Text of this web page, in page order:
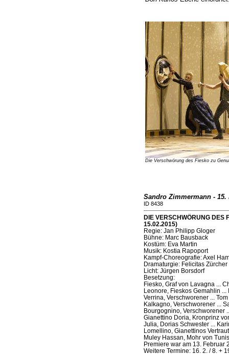
Die Verschwörung des Fiesko zu
Sandro Zimmermann - 15.
ID 8438
DIE VERSCHWÖRUNG DES
15.02.2015)
Regie: Jan Philipp Gloger
Bühne: Marc Bausback
Kostüm: Eva Martin
Musik: Kostia Rapoport
Kampf-Choreografie: Axel
Dramaturgie: Felicitas Zürcher
Licht: Jürgen Borsdorf
Besetzung:
Fiesko, Graf von Lavagna ...
Leonore, Fieskos Gemahlin
Verrina, Verschworener ...
Kalkagno, Verschworener ...
Bourgognino, Verschworener
Gianettino Doria, Kronprinz
Julia, Dorias Schwester ...
Lomellino, Gianettinos
Muley Hassan, Mohr von
Premiere war am 13. Februar
Weitere Termine: 16. 2. / 8. +